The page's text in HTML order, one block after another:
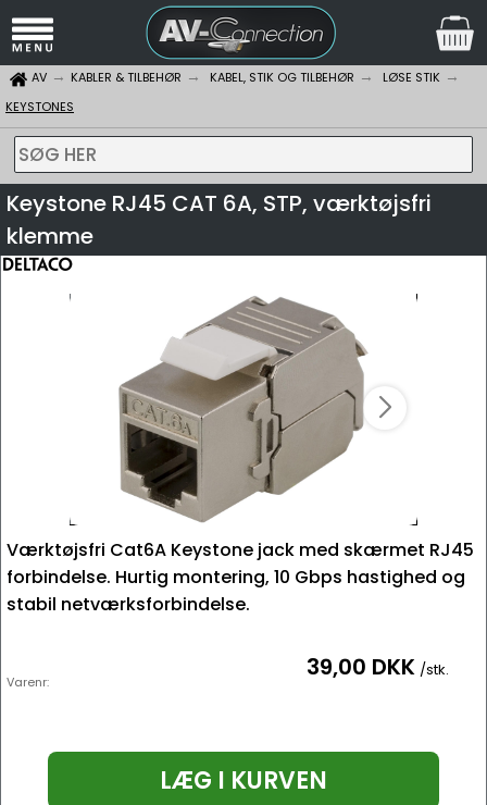
AV KABLER & TILBEHØR KABEL, STIK OG TILBEHØR
LØSE STIK
KEYSTONES
SØG HER
Keystone RJ45 CAT 6A, STP, værktøjsfri
klemme
Værktøjsfri Cat6A Keystone jack med skærmet RJ45
forbindelse. Hurtig montering, 10 Gbps hastighed og
stabil netværksforbindelse.
Varenr: 39,00 DKK /stk.
LÆG I KURVEN